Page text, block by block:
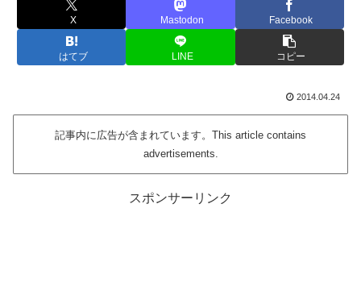
X Mastodon Facebook
はてブ LINE コピー
2014.04.24
記事内に広告が含まれています。This article contains
advertisements.
スポンサーリンク